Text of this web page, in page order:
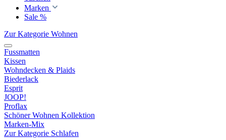
Marken
Sale %
Zur Kategorie Wohnen
Fussmatten
Kissen
Wohndecken & Plaids
Biederlack
Esprit
JOOP!
Proflax
Schöner Wohnen Kollektion
Marken-Mix
Zur Kategorie Schlafen